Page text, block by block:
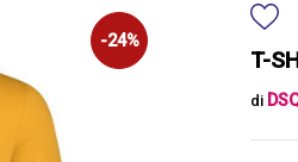
-24%
T-
di